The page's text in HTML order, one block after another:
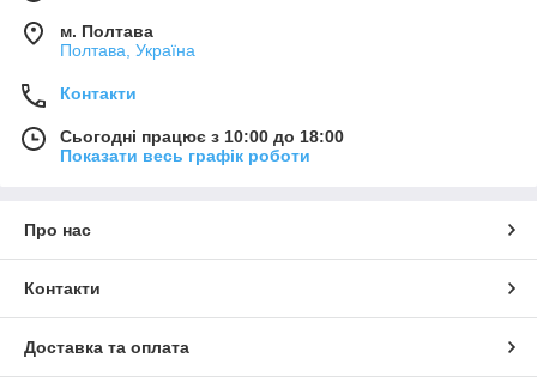
м. Полтава
Полтава, Україна
Контакти
Сьогодні працює з 10:00 до 18:00
Показати весь графік роботи
Про нас
Контакти
Доставка та оплата